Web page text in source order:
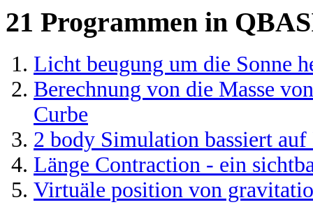
21 Programmen in
Licht beugung um die Sonne
Berechnung von die Masse
Curbe
2 body Simulation bassiert auf
Länge Contraction - ein
Virtuäle position von